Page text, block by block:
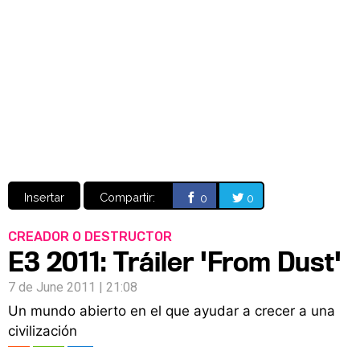
Insertar Compartir: 0 0
CREADOR O DESTRUCTOR
E3 2011: Tráiler 'From Dust'
7 de June 2011 | 21:08
Un mundo abierto en el que ayudar a crecer a una
civilización